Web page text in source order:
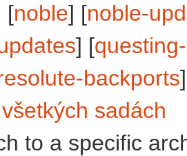
[noble] [noble-
] [
backports
sadách
to a specific